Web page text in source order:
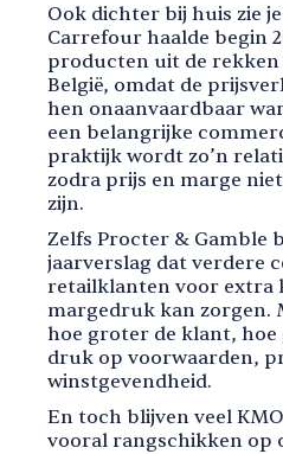
Ook dichter bij huis zie
Carrefour haalde begin
producten uit de
België, omdat de
hen onaanvaardbaar
een belangrijke
praktijk wordt zo’n
zodra prijs en marge
zijn.
Zelfs Procter & Gamble
jaarverslag dat verdere
retailklanten voor extra
margedruk kan zorgen.
hoe groter de klant, hoe
druk op voorwaarden,
winstgevendheid.
En toch blijven veel
vooral rangschikken op